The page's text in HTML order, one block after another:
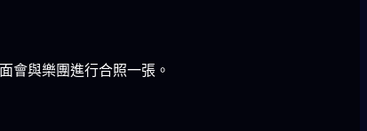
會與樂團進行合照一張。